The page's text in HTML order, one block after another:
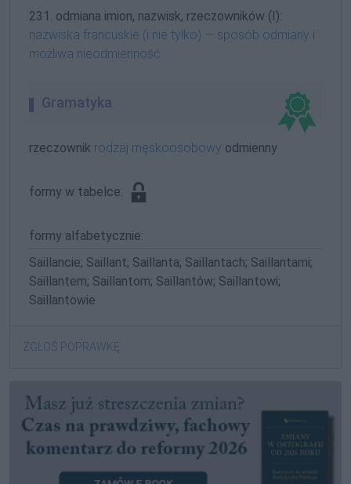
231. odmiana imion, nazwisk, rzeczowników (I):
nazwiska francuskie (i nie tylko) — sposób odmiany i
możliwa nieodmienność
Gramatyka
rzeczownik rodzaj męskoosobowy odmienny
formy w tabelce:
formy alfabetycznie:
Saillancie; Saillant; Saillanta; Saillantach; Saillantami;
Saillantem; Saillantom; Saillantów; Saillantowi;
Saillantowie
ZGŁOŚ POPRAWKĘ